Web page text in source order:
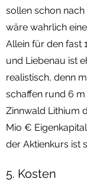
sollen schon nach
wäre wahrlich
Allein für den fast
und Liebenau ist
realistisch, denn
schaffen rund 6 m
Zinnwald Lithium
Mio €
der Aktienkurs ist
5. Kosten